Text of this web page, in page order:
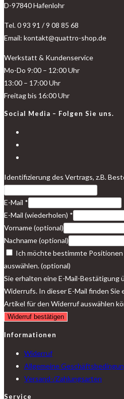
D-97840 Hafenlohr
Tel. 0 93 91 / 9 08 85 68
Email: kontakt@quattro-shop.de
Werkstatt & Kundenservice
Mo-Do 9:00 – 12:00 Uhr
13:00 – 17:00 Uhr
Freitag bis 16:00 Uhr
Social Media – Folgen Sie uns.
tab
new
tab
a
new
tab
Identifizierung des Vertrags, z.B.
E-Mail *
E-Mail (wiederholen) *
Vorname(optional)
Nachname(optional)
Ich möchte bestimmte
auswählen.(optional)
Sie erhalten eine E-Mail-Bestätigung
Widerrufs. In dieser E-Mail finden Sie
Artikel für den Widerruf auswählen
Widerruf bestätigen
Informationen
Widerruf
Allgemeine
Versand-/Zahlungsarten
Service